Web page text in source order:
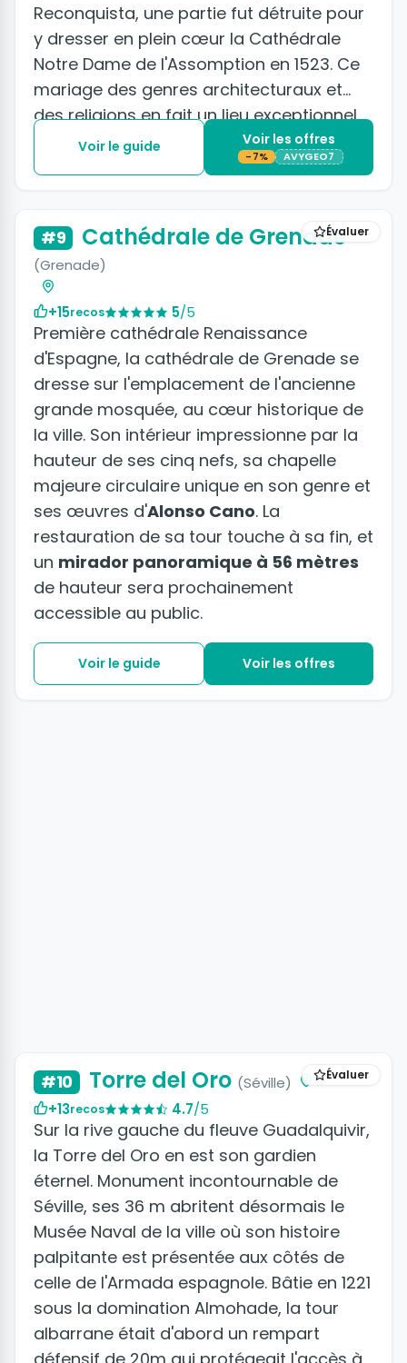
Reconquista, une partie fut détruite pour
y dresser en plein cœur la Cathédrale
Notre Dame de l'Assomption en 1523. Ce
mariage des genres architecturaux et
des religions en fait un lieu exceptionnel,
à la beauté singulière.
Voir le guide Voir les offres
-7% AVYGEO7
Évaluer
#9 Cathédrale de Grenade
(Grenade)
+15recos 5/5
Première cathédrale Renaissance
d'Espagne, la cathédrale de Grenade se
dresse sur l'emplacement de l'ancienne
grande mosquée, au cœur historique de
la ville. Son intérieur impressionne par la
hauteur de ses cinq nefs, sa chapelle
majeure circulaire unique en son genre et
ses œuvres d'Alonso Cano. La
restauration de sa tour touche à sa fin, et
un mirador panoramique à 56 mètres
de hauteur sera prochainement
accessible au public.
Voir le guide Voir les offres
Évaluer
#10 Torre del Oro (Séville)
+13recos 4.7/5
Sur la rive gauche du fleuve Guadalquivir,
la Torre del Oro en est son gardien
éternel. Monument incontournable de
Séville, ses 36 m abritent désormais le
Musée Naval de la ville où son histoire
palpitante est présentée aux côtés de
celle de l'Armada espagnole. Bâtie en 1221
sous la domination Almohade, la tour
albarrane était d'abord un rempart